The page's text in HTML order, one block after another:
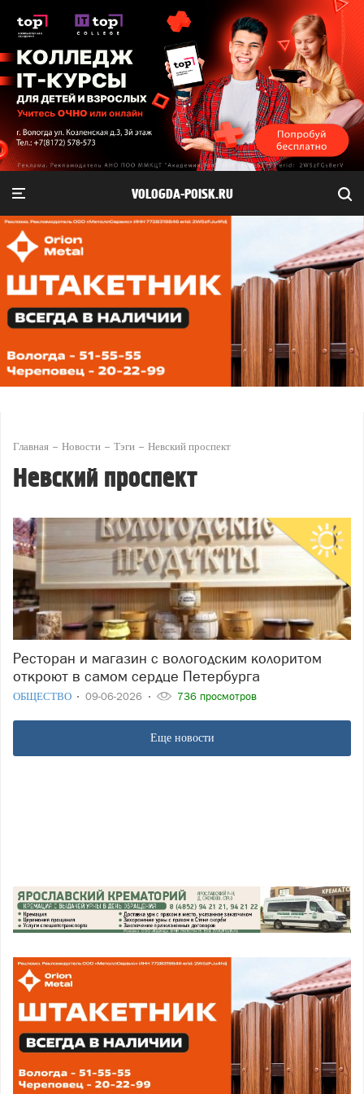
VOLOGDA-POISK.RU
Главная Новости Тэги Невский проспект
Невский проспект
Ресторан и магазин с вологодским колоритом
откроют в самом сердце Петербурга
ОБЩЕСТВО 09-06-2026 736 просмотров
Еще новости